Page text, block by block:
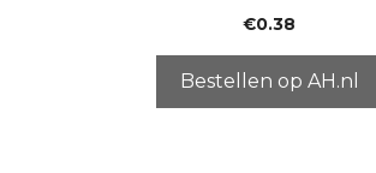
5
€0.38
Bestellen op AH.nl